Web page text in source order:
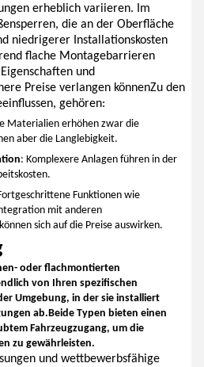
erheblich variieren. Im
die an der Oberfläche
niedrigerer Installationskosten
flache Montagebarrieren
und
Preise verlangen könnenZu den
gehören:
Materialien erhöhen zwar die
aber die Langlebigkeit.
: Komplexere Anlagen führen in der
Funktionen wie
mit anderen
sich auf die Preise auswirken.
oder flachmontierten
von Ihren spezifischen
Umgebung, in der sie installiert
ab.Beide Typen bieten einen
Fahrzeugzugang, um die
zu gewährleisten.
und wettbewerbsfähige